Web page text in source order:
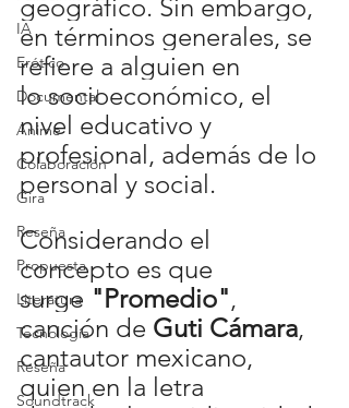
IA
Erótico
Documental
Anime
Colaboración
Gira
Reseña
Propuesta
Literatura
Tecnología
Reseña
Soundtrack
geográfico. Sin embargo,
en términos generales, se
refiere a alguien en
lo socioeconómico, el
nivel educativo y
profesional, además de lo
personal y social.
Considerando el
concepto es que
surge "Promedio",
canción de Guti Cámara,
cantautor mexicano,
quien en la letra